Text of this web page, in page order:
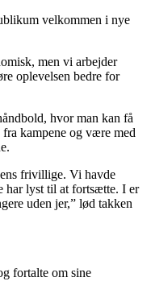
velkommen i nye
men vi arbejder
oplevelsen bedre for
hvor man kan få
kampene og være med
frivillige. Vi havde
har lyst til at fortsætte. I er
uden jer,” lød takken
fortalte om sine